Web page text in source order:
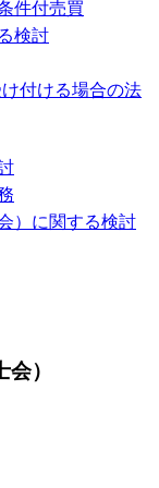
件付売買
検討
付ける場合の法
）に関する検討
）